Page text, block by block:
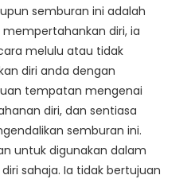
semburan ini adalah
diri, ia
melulu atau tidak
diri anda dengan
tempatan mengenai
diri, dan sentiasa
semburan ini.
untuk digunakan dalam
sahaja. Ia tidak bertujuan